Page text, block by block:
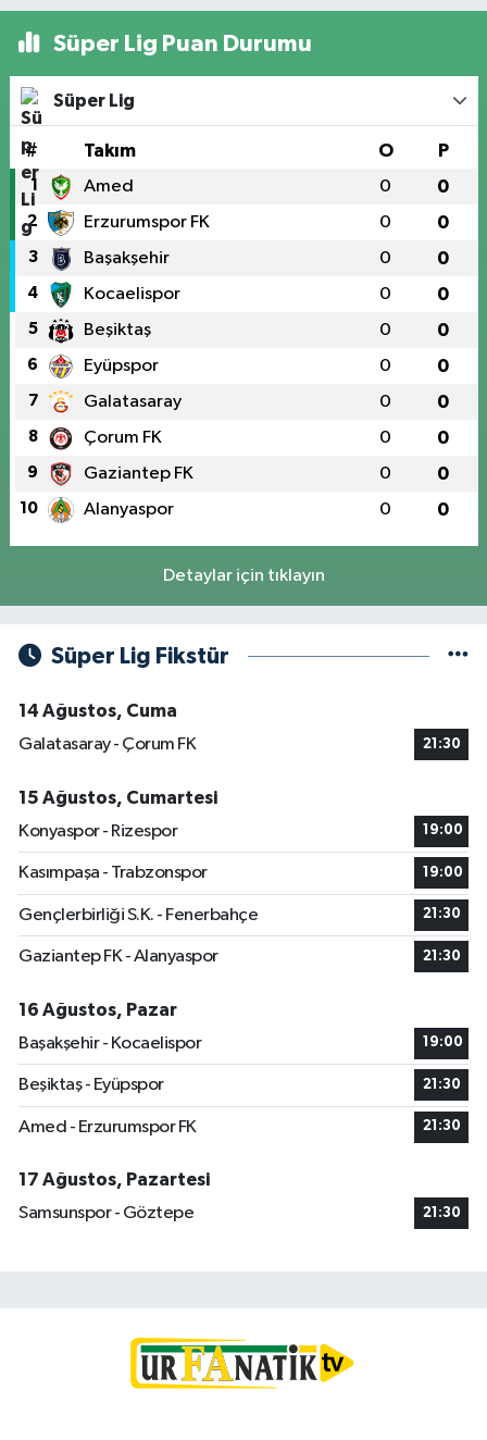
Süper Lig Puan Durumu
Süper Lig
# Takım O P
1 Amed 0 0
2 Erzurumspor FK 0 0
3 Başakşehir 0 0
4 Kocaelispor 0 0
5 Beşiktaş 0 0
6 Eyüpspor 0 0
7 Galatasaray 0 0
8 Çorum FK 0 0
9 Gaziantep FK 0 0
10 Alanyaspor 0 0
Detaylar için tıklayın
Süper Lig Fikstür
14 Ağustos, Cuma
Galatasaray - Çorum FK
21:30
15 Ağustos, Cumartesi
Konyaspor - Rizespor
19:00
Kasımpaşa - Trabzonspor 19:00
Gençlerbirliği S.K. - Fenerbahçe 21:30
Gaziantep FK - Alanyaspor 21:30
16 Ağustos, Pazar
Başakşehir - Kocaelispor
19:00
Beşiktaş - Eyüpspor 21:30
Amed - Erzurumspor FK 21:30
17 Ağustos, Pazartesi
Samsunspor - Göztepe
21:30